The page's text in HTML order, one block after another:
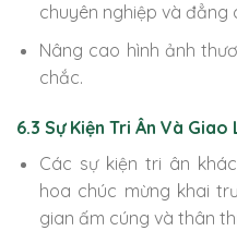
chuyên nghiệp và đẳng
Nâng cao hình ảnh
chắc.
6.3 Sự Kiện Tri Ân Và Giao
Các sự kiện tri ân
hoa chúc mừng khai
gian ấm cúng và thân